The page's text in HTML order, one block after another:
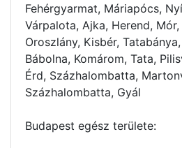
Fehérgyarmat, Máriapócs,
Várpalota, Ajka, Herend,
Oroszlány, Kisbér,
Bábolna, Komárom, Tata,
Érd, Százhalombatta,
Százhalombatta, Gyál
Budapest egész területe: